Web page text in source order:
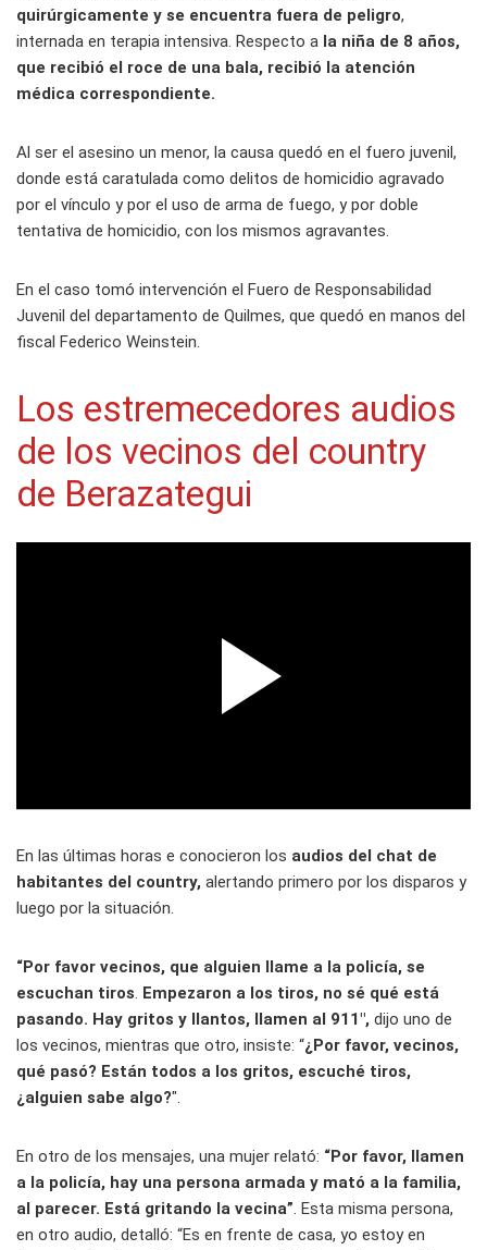
quirúrgicamente y se encuentra fuera de peligro,
internada en terapia intensiva. Respecto a la niña de 8 años,
que recibió el roce de una bala, recibió la atención
médica correspondiente.
Al ser el asesino un menor, la causa quedó en el fuero juvenil,
donde está caratulada como delitos de homicidio agravado
por el vínculo y por el uso de arma de fuego, y por doble
tentativa de homicidio, con los mismos agravantes.
En el caso tomó intervención el Fuero de Responsabilidad
Juvenil del departamento de Quilmes, que quedó en manos del
fiscal Federico Weinstein.
Los estremecedores audios
de los vecinos del country
de Berazategui
En las últimas horas e conocieron los audios del chat de
habitantes del country, alertando primero por los disparos y
luego por la situación.
“Por favor vecinos, que alguien llame a la policía, se
escuchan tiros. Empezaron a los tiros, no sé qué está
pasando. Hay gritos y llantos, llamen al 911″, dijo uno de
los vecinos, mientras que otro, insiste: “¿Por favor, vecinos,
qué pasó? Están todos a los gritos, escuché tiros,
¿alguien sabe algo?″.
En otro de los mensajes, una mujer relató: “Por favor, llamen
a la policía, hay una persona armada y mató a la familia,
al parecer. Está gritando la vecina”. Esta misma persona,
en otro audio, detalló: “Es en frente de casa, yo estoy en